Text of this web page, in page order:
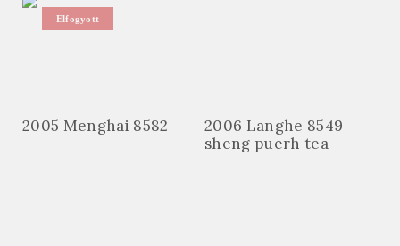
Elfogyott
2005 Menghai 8582
2006 Langhe 8549
sheng puerh tea